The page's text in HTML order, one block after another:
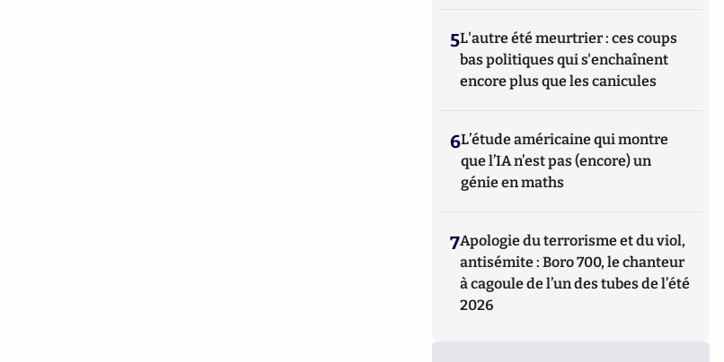
5L'autre été meurtrier : ces coups
bas politiques qui s'enchaînent
encore plus que les canicules
6L’étude américaine qui montre
que l’IA n’est pas (encore) un
génie en maths
7Apologie du terrorisme et du viol,
antisémite : Boro 700, le chanteur
à cagoule de l’un des tubes de l’été
2026